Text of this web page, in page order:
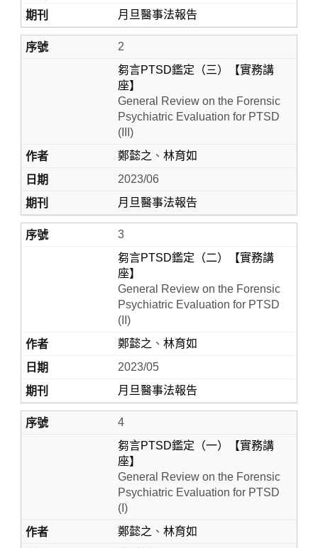
Home
月旦醫事法報告
2
芻言PTSD鑑定（三）【實務講
座】
General Review on the Forensic
Psychiatric Evaluation for PTSD
(III)
鄭懿之 、 林育如
2023/06
月旦醫事法報告
3
芻言PTSD鑑定（二）【實務講
座】
General Review on the Forensic
Psychiatric Evaluation for PTSD
(II)
鄭懿之 、 林育如
2023/05
月旦醫事法報告
4
芻言PTSD鑑定（一）【實務講
座】
General Review on the Forensic
Psychiatric Evaluation for PTSD
(I)
鄭懿之 、 林育如